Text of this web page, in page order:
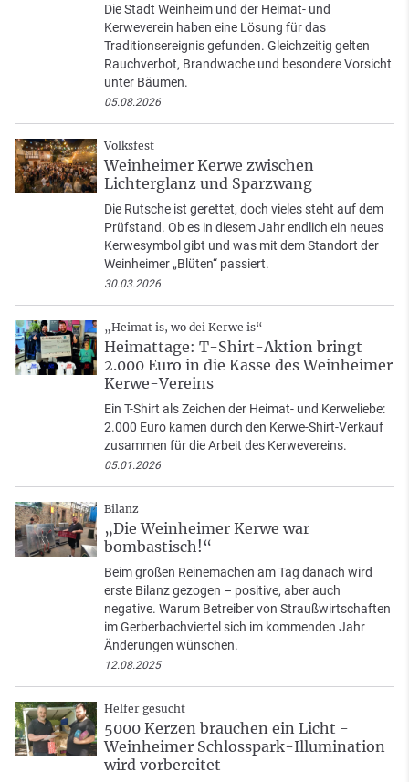
Die Stadt Weinheim und der Heimat- und
Kerweverein haben eine Lösung für das
Traditionsereignis gefunden. Gleichzeitig gelten
Rauchverbot, Brandwache und besondere Vorsicht
unter Bäumen.
05.08.2026
Volksfest
Weinheimer Kerwe zwischen
Lichterglanz und Sparzwang
Die Rutsche ist gerettet, doch vieles steht auf dem
Prüfstand. Ob es in diesem Jahr endlich ein neues
Kerwesymbol gibt und was mit dem Standort der
Weinheimer „Blüten“ passiert.
30.03.2026
„Heimat is, wo dei Kerwe is“
Heimattage: T-Shirt-Aktion bringt
2.000 Euro in die Kasse des Weinheimer
Kerwe-Vereins
Ein T-Shirt als Zeichen der Heimat- und Kerweliebe:
2.000 Euro kamen durch den Kerwe-Shirt-Verkauf
zusammen für die Arbeit des Kerwevereins.
05.01.2026
Bilanz
„Die Weinheimer Kerwe war
bombastisch!“
Beim großen Reinemachen am Tag danach wird
erste Bilanz gezogen – positive, aber auch
negative. Warum Betreiber von Straußwirtschaften
im Gerberbachviertel sich im kommenden Jahr
Änderungen wünschen.
12.08.2025
Helfer gesucht
5000 Kerzen brauchen ein Licht -
Weinheimer Schlosspark-Illumination
wird vorbereitet